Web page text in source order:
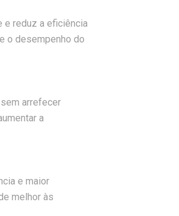
e reduz a eficiência
o desempenho do
arrefecer
a
e maior
melhor às